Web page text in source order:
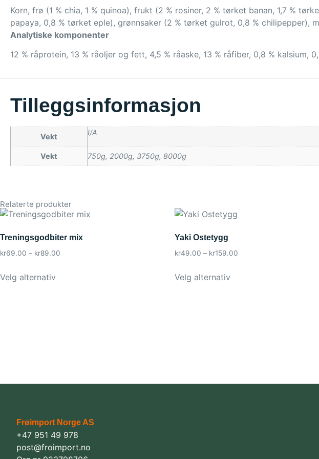
Korn, frø (1 % chia, 1 % quinoa), frukt (2 % rosiner, 2 % tørket banan, 1,7 %
papaya, 0,8 % tørket eple), grønnsaker (2 % tørket gulrot, 0,8 %
Analytiske komponenter
12 % råprotein, 13 % råoljer og fett, 4,5 % råaske, 13 % råfiber, 0,8 % kalsium,
Tilleggsinformasjon
Vekt I/A
Vekt 750g, 2000g, 3750g, 8000g
Relaterte produkter
Treningsgodbiter mix
kr69.00 – kr89.00
Velg alternativ
Yaki Ostetygg
kr49.00 – kr159.00
Velg alternativ
Frøimport Norge AS
+47 951 49 978
post@froimport.no